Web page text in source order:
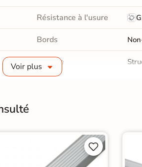
Résistance à l'usure
Bords
Surface
Origine
Voir plus

